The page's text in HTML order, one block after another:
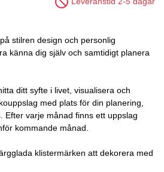
stilren design och personlig
känna dig själv och samtidigt planera
ditt syfte i livet, visualisera och
med plats för din planering,
Efter varje månad finns ett uppslag
kommande månad.
klistermärken att dekorera med